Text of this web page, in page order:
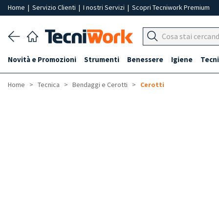
Home | Servizio Clienti | I nostri Servizi | Scopri Tecniwork Premium
Novità e Promozioni Strumenti Benessere Igiene
Home Tecnica Bendaggi e Cerotti Cerotti